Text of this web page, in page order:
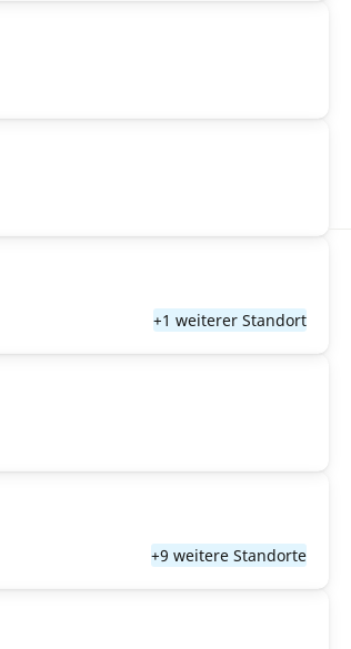
+1 weiterer Standort
+9 weitere Standorte